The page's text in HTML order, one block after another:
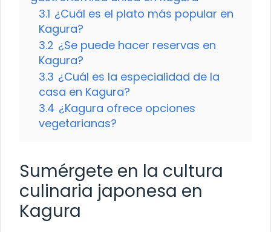
3.1 ¿Cuál es el plato más popular en
Kagura?
3.2 ¿Se puede hacer reservas en
Kagura?
3.3 ¿Cuál es la especialidad de la
casa en Kagura?
3.4 ¿Kagura ofrece opciones
vegetarianas?
Sumérgete en la cultura
culinaria japonesa en
Kagura